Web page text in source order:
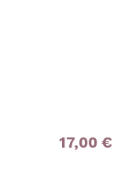
17,00 €